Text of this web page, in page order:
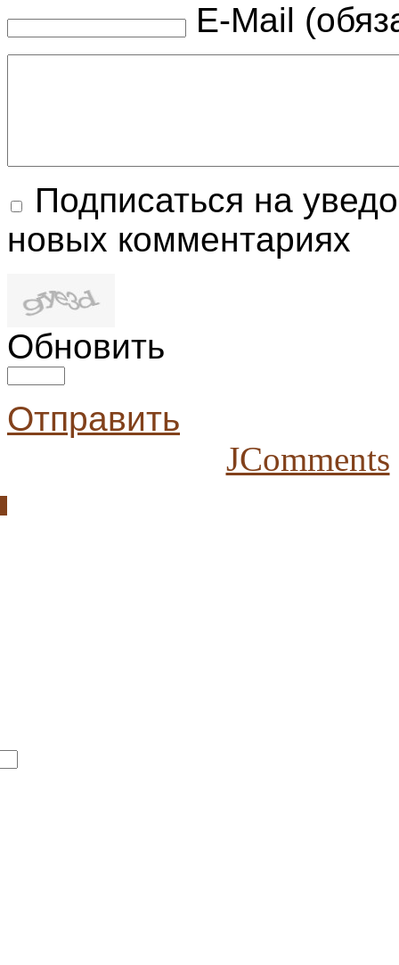
E-Mail
Подписаться на
новых комментариях
Обновить
Отправить
JComments